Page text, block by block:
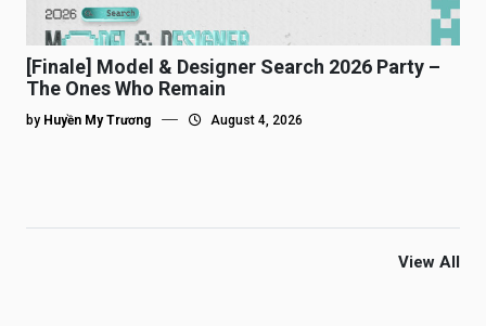
[Finale] Model & Designer Search 2026 Party –
The Ones Who Remain
by Huyền My Trương August 4, 2026
View All